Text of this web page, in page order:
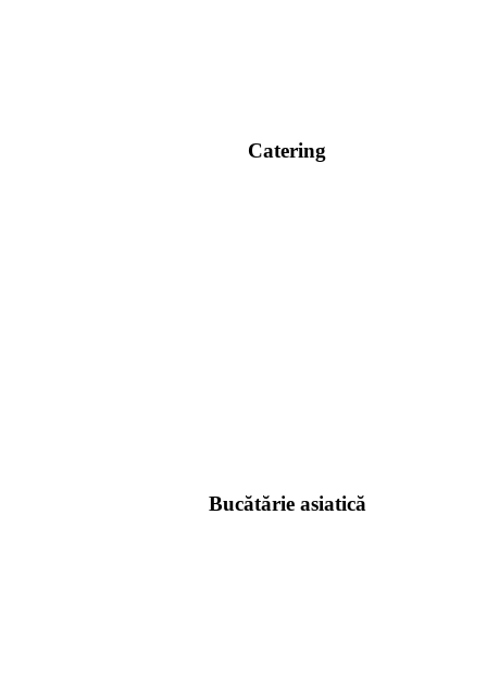
Catering
Bucătărie asiatică